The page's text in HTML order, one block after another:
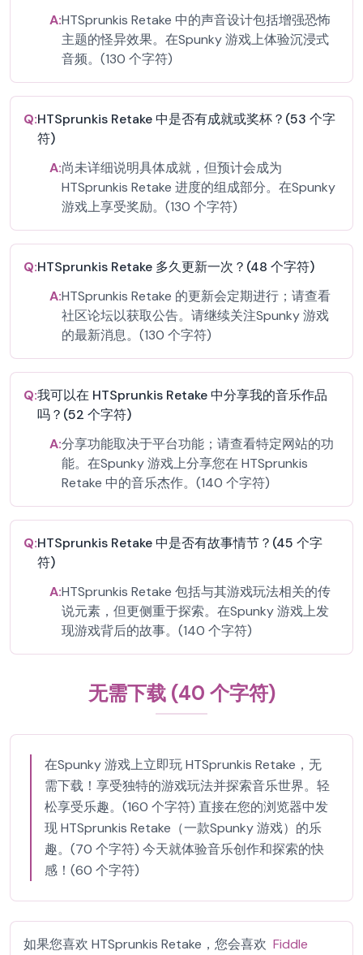
A:HTSprunkis Retake 中的声音设计包括增强恐怖
主题的怪异效果。在Spunky 游戏上体验沉浸式
音频。(130 个字符)
Q:HTSprunkis Retake 中是否有成就或奖杯？(53 个字
符)
A:尚未详细说明具体成就，但预计会成为
HTSprunkis Retake 进度的组成部分。在Spunky
游戏上享受奖励。(130 个字符)
Q:HTSprunkis Retake 多久更新一次？(48 个字符)
A:HTSprunkis Retake 的更新会定期进行；请查看
社区论坛以获取公告。请继续关注Spunky 游戏
的最新消息。(130 个字符)
Q:我可以在 HTSprunkis Retake 中分享我的音乐作品
吗？(52 个字符)
A:分享功能取决于平台功能；请查看特定网站的功
能。在Spunky 游戏上分享您在 HTSprunkis
Retake 中的音乐杰作。(140 个字符)
Q:HTSprunkis Retake 中是否有故事情节？(45 个字
符)
A:HTSprunkis Retake 包括与其游戏玩法相关的传
说元素，但更侧重于探索。在Spunky 游戏上发
现游戏背后的故事。(140 个字符)
无需下载 (40 个字符)
在Spunky 游戏上立即玩 HTSprunkis Retake，无
需下载！享受独特的游戏玩法并探索音乐世界。轻
松享受乐趣。(160 个字符) 直接在您的浏览器中发
现 HTSprunkis Retake（一款Spunky 游戏）的乐
趣。(70 个字符) 今天就体验音乐创作和探索的快
感！(60 个字符)
如果您喜欢 HTSprunkis Retake，您会喜欢 Fiddle